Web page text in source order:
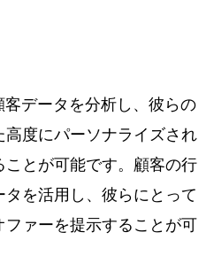
データを分析し、彼らの
度にパーソナライズされ
とが可能です。顧客の行
を活用し、彼らにとって
ァーを提示することが可